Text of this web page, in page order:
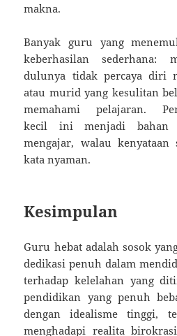
makna.
Banyak guru yang
keberhasilan sederhana:
dulunya tidak percaya diri
atau murid yang kesulitan
memahami pelajaran.
kecil ini menjadi bahan
mengajar, walau
kata nyaman.
Kesimpulan
Guru hebat adalah sosok
dedikasi penuh dalam
terhadap kelelahan yang
pendidikan yang penuh
dengan idealisme tinggi,
menghadapi realita